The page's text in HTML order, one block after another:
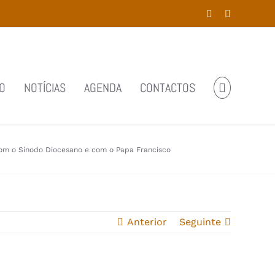
Facebook
NOTÍCIAS AGENDA CONTACTOS
o Sínodo Diocesano e com o Papa Francisco
Anterior Seguinte